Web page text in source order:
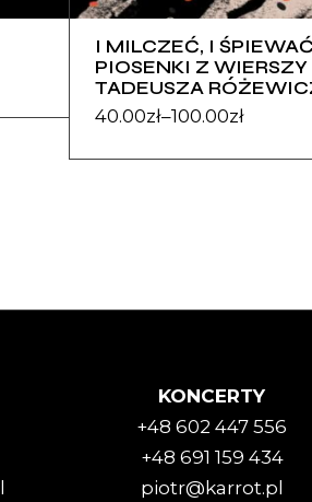
I MILCZEĆ, I
PIOSENKI Z WIERSZY
TADEUSZA
40.00zł–100.00zł
KONCERTY
+48 602 447 556
+48 691 159 434
piotr@karrot.pl